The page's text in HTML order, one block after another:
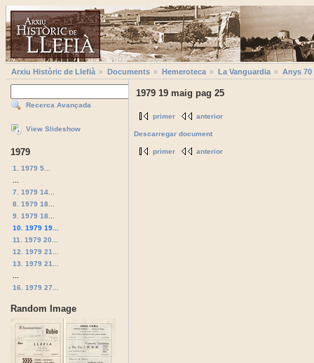
Arxiu Històric de Llefià Documents Hemeroteca La Vanguardia Anys 70
Recerca Avançada
View Slideshow
1979
1. 1979 5...
7. 1979 14...
8. 1979 18...
9. 1979 18...
10. 1979 19...
11. 1979 20...
12. 1979 21...
13. 1979 21...
16. 1979 27...
Random Image
1979 19 maig pag 25
primer anterior
Descarregar document
primer anterior